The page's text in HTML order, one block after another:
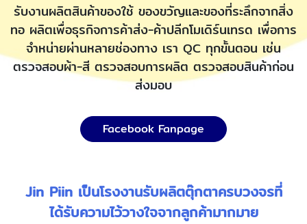
รับงานผลิตสินค้าของใช้ ของขวัญและของที่ระลึกจากสิ่ง
ทอ ผลิตเพื่อธุรกิจการค้าส่ง-ค้าปลีกโมเดิร์นเทรด เพื่อการ
จำหน่ายผ่านหลายช่องทาง เรา QC ทุกขั้นตอน เช่น
ตรวจสอบผ้า-สี ตรวจสอบการผลิต ตรวจสอบสินค้าก่อน
ส่งมอบ
Facebook Fanpage
Jin Piin เป็นโรงงานรับผลิตตุ๊กตาครบวงจรที่
ได้รับความไว้วางใจจากลูกค้ามากมาย